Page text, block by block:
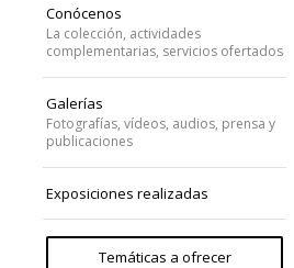
Conócenos
La colección, actividades
complementarias, servicios ofertados
Galerías
Fotografías, vídeos, audios, prensa y
publicaciones
Exposiciones realizadas
Temáticas a ofrecer